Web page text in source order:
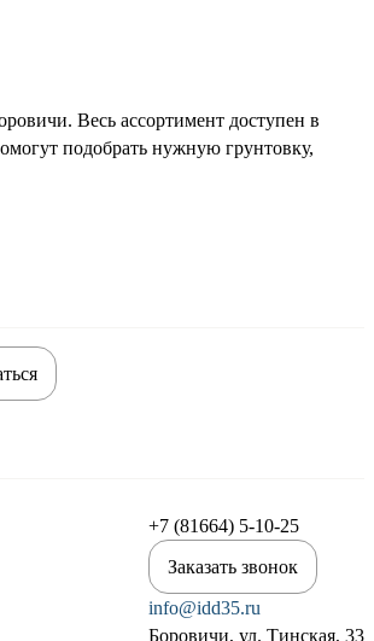
Весь ассортимент доступен в
подобрать нужную грунтовку,
+7 (81664) 5-10-25
Заказать звонок
info@idd35.ru
Боровичи, ул. Тинская, 33